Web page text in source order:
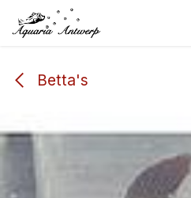
Overslaan naar inhoud
Betta's